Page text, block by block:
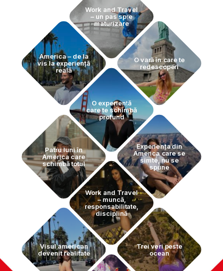
Work and Travel
– un pas spre
maturizare
America – de la
vis la experiență
reală
O vară în care te
redescoperi
O experiență
care te schimbă
profund
Patru luni în
America care
schimbă totul
Experiența din
America care se
simte, nu se
spune
Work and Travel
– muncă,
responsabilitate,
disciplină
Visul american
devenit realitate
Trei veri peste
ocean